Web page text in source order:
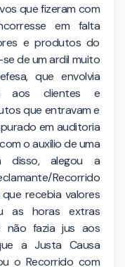
que fizeram com
em falta
e produtos do
de um ardil muito
que envolvia
aos clientes e
que entravam e
em auditoria
o auxílio de uma
disso, alegou a
Recorrido
recebia valores
as horas extras
não fazia jus aos
a Justa Causa
o Recorrido com